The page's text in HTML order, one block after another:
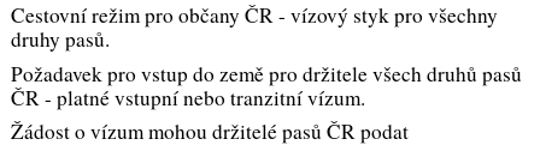
Cestovní režim pro občany ČR - vízový styk pro všechny
druhy pasů.
Požadavek pro vstup do země pro držitele všech druhů pasů
ČR - platné vstupní nebo tranzitní vízum.
Žádost o vízum mohou držitelé pasů ČR podat